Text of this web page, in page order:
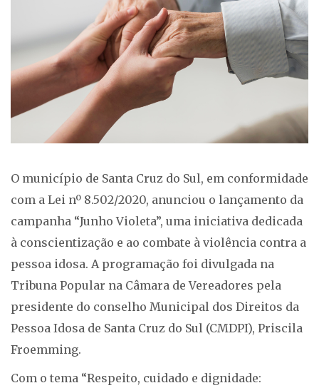
O município de Santa Cruz do Sul, em conformidade
com a Lei nº 8.502/2020, anunciou o lançamento da
campanha “Junho Violeta”, uma iniciativa dedicada
à conscientização e ao combate à violência contra a
pessoa idosa. A programação foi divulgada na
Tribuna Popular na Câmara de Vereadores pela
presidente do conselho Municipal dos Direitos da
Pessoa Idosa de Santa Cruz do Sul (CMDPI), Priscila
Froemming.
Com o tema “Respeito, cuidado e dignidade: